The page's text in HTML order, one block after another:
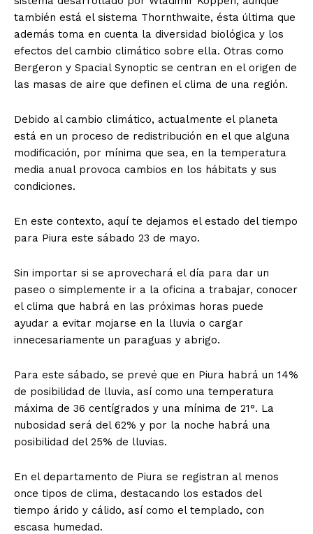
también está el sistema Thornthwaite, ésta última que
además toma en cuenta la diversidad biológica y los
efectos del cambio climático sobre ella. Otras como
Bergeron y Spacial Synoptic se centran en el origen de
las masas de aire que definen el clima de una región.
Debido al cambio climático, actualmente el planeta
está en un proceso de redistribución en el que alguna
modificación, por mínima que sea, en la temperatura
media anual provoca cambios en los hábitats y sus
condiciones.
En este contexto, aquí te dejamos el estado del tiempo
para Piura este sábado 23 de mayo.
Sin importar si se aprovechará el día para dar un
paseo o simplemente ir a la oficina a trabajar, conocer
el clima que habrá en las próximas horas puede
ayudar a evitar mojarse en la lluvia o cargar
innecesariamente un paraguas y abrigo.
Para este sábado, se prevé que en Piura habrá un 14%
de posibilidad de lluvia, así como una temperatura
máxima de 36 centígrados y una mínima de 21°. La
nubosidad será del 62% y por la noche habrá una
posibilidad del 25% de lluvias.
En el departamento de Piura se registran al menos
once tipos de clima, destacando los estados del
tiempo árido y cálido, así como el templado, con
escasa humedad.